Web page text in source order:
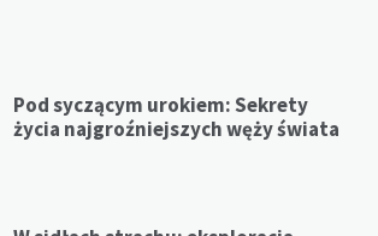
Pod syczącym urokiem: Sekrety
życia najgroźniejszych węży świata